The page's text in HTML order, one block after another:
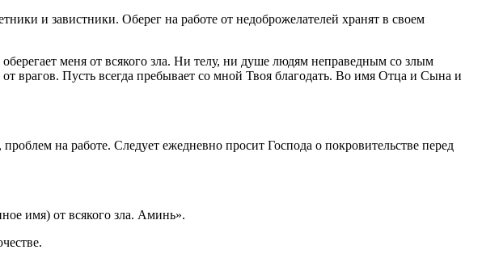
и завистники. Оберег на работе от недоброжелателей хранят в своем
меня от всякого зла. Ни телу, ни душе людям неправедным со злым
Пусть всегда пребывает со мной Твоя благодать. Во имя Отца и Сына и
на работе. Следует ежедневно просит Господа о покровительстве перед
имя) от всякого зла. Аминь».